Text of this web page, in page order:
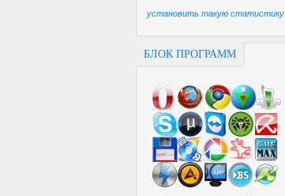
установить такую статистику
БЛОК ПРОГРАММ